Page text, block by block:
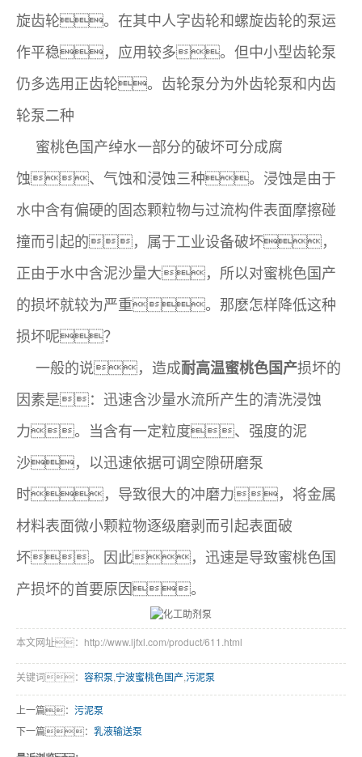
旋齿轮。在其中人字齿轮和螺旋齿轮的泵运
作平稳，应用较多。但中小型齿轮泵
仍多选用正齿轮。齿轮泵分为外齿轮泵和内齿
轮泵二种
蜜桃色国产绰水一部分的破坏可分成腐
蚀、气蚀和浸蚀三种。浸蚀是由于
水中含有偏硬的固态颗粒物与过流构件表面摩擦碰
撞而引起的，属于工业设备破坏，
正由于水中含泥沙量大，所以对蜜桃色国产
的损坏就较为严重。那麽怎样降低这种
损坏呢？
一般的说，造成耐高温蜜桃色国产损坏的
因素是：迅速含沙量水流所产生的清洗浸蚀
力。当含有一定粒度、强度的泥
沙，以迅速依据可调空隙研磨泵
时，导致很大的冲磨力，将金属
材料表面微小颗粒物逐级磨剥而引起表面破
坏。因此，迅速是导致蜜桃色国
产损坏的首要原因。
本文网址：http://www.ljfxl.com/product/611.html
关键词： 容积泵,宁波蜜桃色国产,污泥泵
上一篇： 污泥泵
下一篇： 乳液输送泵